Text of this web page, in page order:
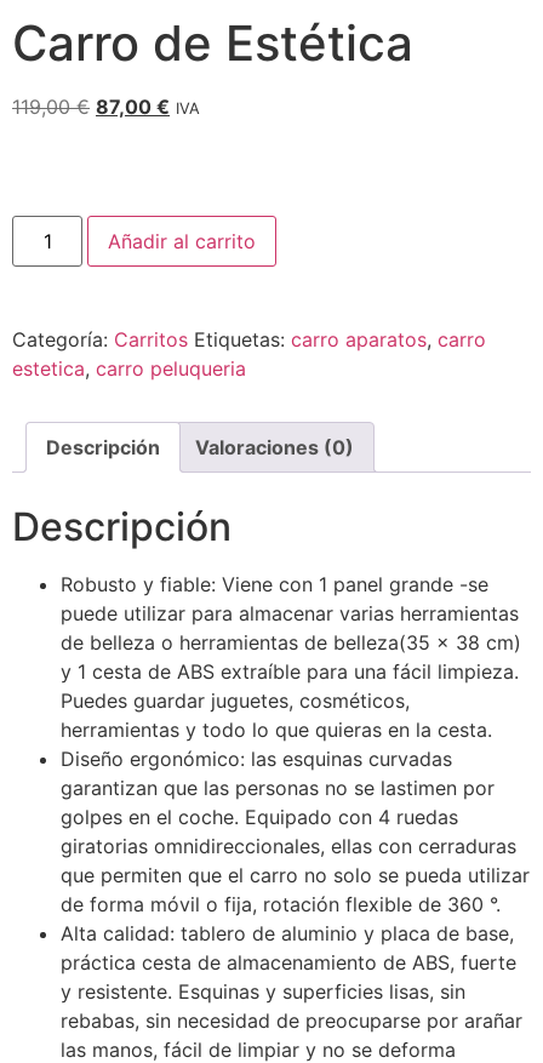
Carro de Estética
119,00€ 87,00 € IVA
Añadir al carrito
Categoría: Carritos Etiquetas: carro aparatos, carro
estetica, carro peluqueria
Descripción Valoraciones (0)
Descripción
Robusto y fiable: Viene con 1 panel grande -se
puede utilizar para almacenar varias herramientas
de belleza o herramientas de belleza(35 x 38 cm)
y 1 cesta de ABS extraíble para una fácil limpieza.
Puedes guardar juguetes, cosméticos,
herramientas y todo lo que quieras en la cesta.
Diseño ergonómico: las esquinas curvadas
garantizan que las personas no se lastimen por
golpes en el coche. Equipado con 4 ruedas
giratorias omnidireccionales, ellas con cerraduras
que permiten que el carro no solo se pueda utilizar
de forma móvil o fija, rotación flexible de 360 °.
Alta calidad: tablero de aluminio y placa de base,
práctica cesta de almacenamiento de ABS, fuerte
y resistente. Esquinas y superficies lisas, sin
rebabas, sin necesidad de preocuparse por arañar
las manos, fácil de limpiar y no se deforma